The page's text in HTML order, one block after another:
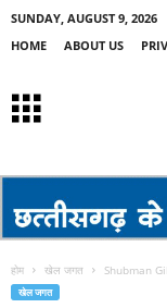
SUNDAY, AUGUST 9, 2026
HOME
ABOUT US
होम खेल जगत Shubman
खेल जगत